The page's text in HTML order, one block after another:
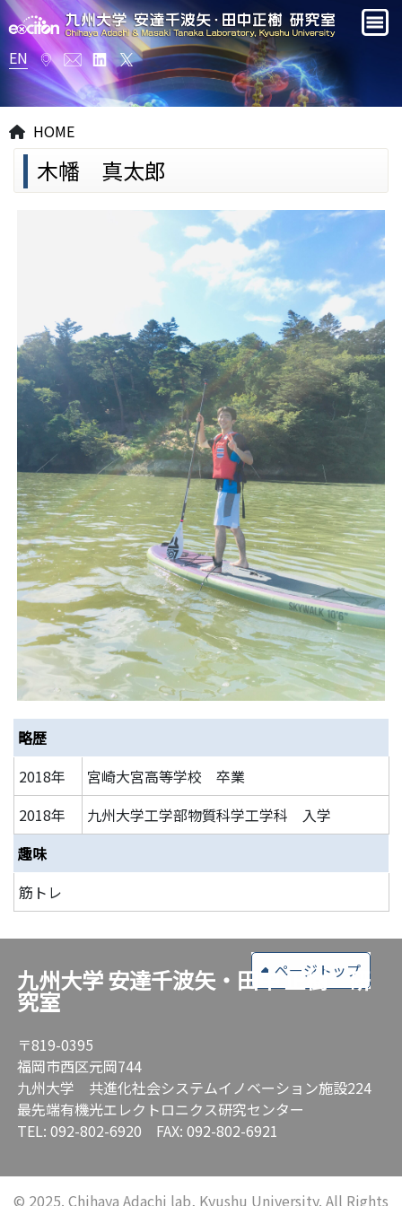
EN
HOME
木幡 真太郎
略歴
2018年
宮崎大宮高等学校 卒業
2018年
九州大学工学部物質科学工学科 入学
趣味
筋トレ
ページトップ
九州大学 安達千波矢・田中 正樹 研
究室
〒819-0395
福岡市西区元岡744
九州大学 共進化社会システムイノベーション施設224
最先端有機光エレクトロニクス研究センター
TEL: 092-802-6920 FAX: 092-802-6921
© 2025. Chihaya Adachi lab, Kyushu University. All Rights